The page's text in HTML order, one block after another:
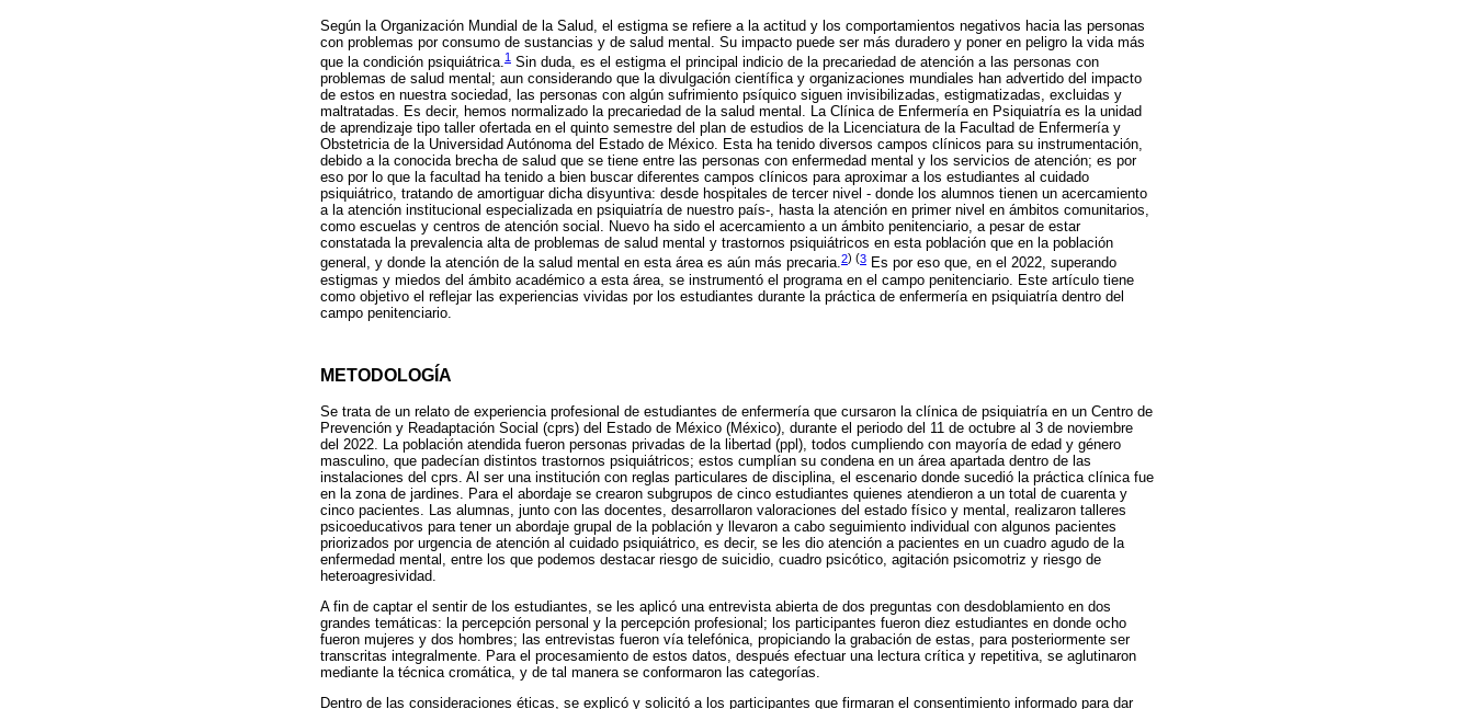
Según la Organización Mundial de la Salud, el estigma se refiere a la actitud y los comportamientos negativos hacia las personas
con problemas por consumo de sustancias y de salud mental. Su impacto puede ser más duradero y poner en peligro la vida más
que la condición psiquiátrica.1 Sin duda, es el estigma el principal indicio de la precariedad de atención a las personas con
problemas de salud mental; aun considerando que la divulgación científica y organizaciones mundiales han advertido del impacto
de estos en nuestra sociedad, las personas con algún sufrimiento psíquico siguen invisibilizadas, estigmatizadas, excluidas y
maltratadas. Es decir, hemos normalizado la precariedad de la salud mental. La Clínica de Enfermería en Psiquiatría es la unidad
de aprendizaje tipo taller ofertada en el quinto semestre del plan de estudios de la Licenciatura de la Facultad de Enfermería y
Obstetricia de la Universidad Autónoma del Estado de México. Esta ha tenido diversos campos clínicos para su instrumentación,
debido a la conocida brecha de salud que se tiene entre las personas con enfermedad mental y los servicios de atención; es por
eso por lo que la facultad ha tenido a bien buscar diferentes campos clínicos para aproximar a los estudiantes al cuidado
psiquiátrico, tratando de amortiguar dicha disyuntiva: desde hospitales de tercer nivel - donde los alumnos tienen un acercamiento
a la atención institucional especializada en psiquiatría de nuestro país-, hasta la atención en primer nivel en ámbitos comunitarios,
como escuelas y centros de atención social. Nuevo ha sido el acercamiento a un ámbito penitenciario, a pesar de estar
constatada la prevalencia alta de problemas de salud mental y trastornos psiquiátricos en esta población que en la población
general, y donde la atención de la salud mental en esta área es aún más precaria.2) (3 Es por eso que, en el 2022, superando
estigmas y miedos del ámbito académico a esta área, se instrumentó el programa en el campo penitenciario. Este artículo tiene
como objetivo el reflejar las experiencias vividas por los estudiantes durante la práctica de enfermería en psiquiatría dentro del
campo penitenciario.
METODOLOGÍA
Se trata de un relato de experiencia profesional de estudiantes de enfermería que cursaron la clínica de psiquiatría en un Centro de
Prevención y Readaptación Social (cprs) del Estado de México (México), durante el periodo del 11 de octubre al 3 de noviembre
del 2022. La población atendida fueron personas privadas de la libertad (ppl), todos cumpliendo con mayoría de edad y género
masculino, que padecían distintos trastornos psiquiátricos; estos cumplían su condena en un área apartada dentro de las
instalaciones del cprs. Al ser una institución con reglas particulares de disciplina, el escenario donde sucedió la práctica clínica fue
en la zona de jardines. Para el abordaje se crearon subgrupos de cinco estudiantes quienes atendieron a un total de cuarenta y
cinco pacientes. Las alumnas, junto con las docentes, desarrollaron valoraciones del estado físico y mental, realizaron talleres
psicoeducativos para tener un abordaje grupal de la población y llevaron a cabo seguimiento individual con algunos pacientes
priorizados por urgencia de atención al cuidado psiquiátrico, es decir, se les dio atención a pacientes en un cuadro agudo de la
enfermedad mental, entre los que podemos destacar riesgo de suicidio, cuadro psicótico, agitación psicomotriz y riesgo de
heteroagresividad.
A fin de captar el sentir de los estudiantes, se les aplicó una entrevista abierta de dos preguntas con desdoblamiento en dos
grandes temáticas: la percepción personal y la percepción profesional; los participantes fueron diez estudiantes en donde ocho
fueron mujeres y dos hombres; las entrevistas fueron vía telefónica, propiciando la grabación de estas, para posteriormente ser
transcritas integralmente. Para el procesamiento de estos datos, después efectuar una lectura crítica y repetitiva, se aglutinaron
mediante la técnica cromática, y de tal manera se conformaron las categorías.
Dentro de las consideraciones éticas, se explicó y solicitó a los participantes que firmaran el consentimiento informado para dar